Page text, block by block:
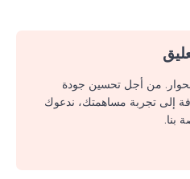
من أجل تحسين جودة
إلى تجربة مساهمتك، ندعوك
بنا.